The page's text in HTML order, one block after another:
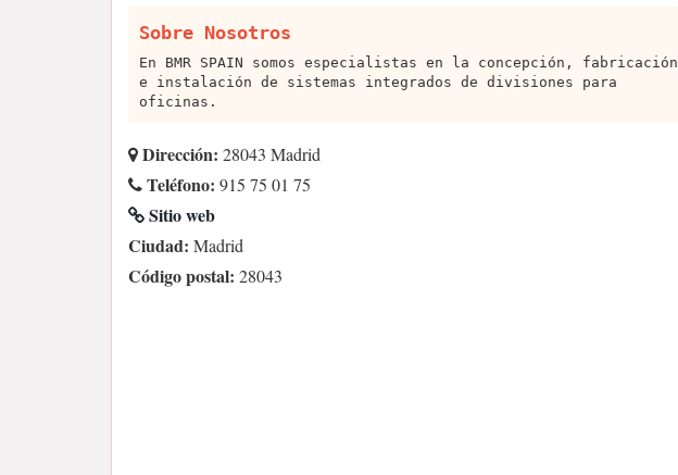
Sobre Nosotros
En BMR SPAIN somos especialistas en la concepción, fabricación
e instalación de sistemas integrados de divisiones para
oficinas.
Dirección: 28043 Madrid
Teléfono: 915 75 01 75
Sitio web
Ciudad: Madrid
Código postal: 28043